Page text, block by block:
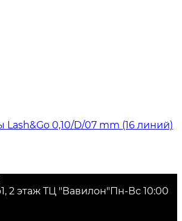
0,10/D/07 mm (16 линий)
2 этаж ТЦ "Вавилон"Пн-Вс 10:00